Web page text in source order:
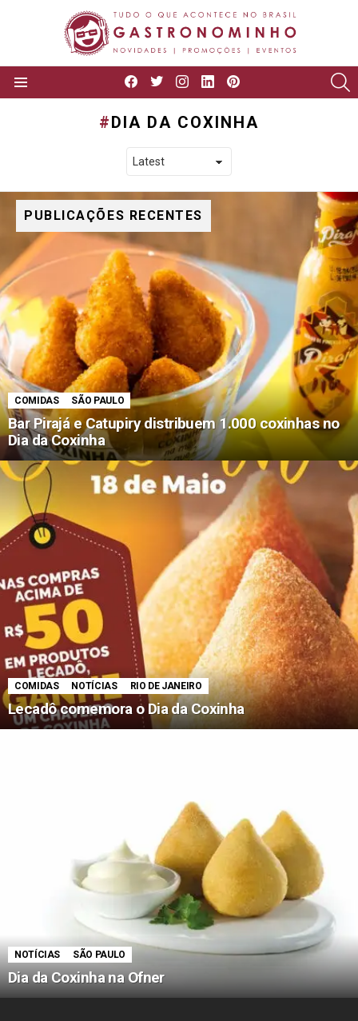
facebooktwitterinstagram
linkedin
DIA DA COXINHA
PUBLICAÇÕES RECENTES
COMIDAS SÃO PAULO
Bar Pirajá e Catupiry distribuem 1.000 coxinhas no
Dia da Coxinha
COMIDAS NOTÍCIAS RIO DE JANEIRO
Lecadô comemora o Dia da Coxinha
NOTÍCIAS SÃO PAULO
Dia da Coxinha na Ofner